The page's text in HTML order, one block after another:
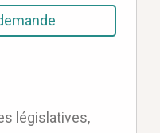
législatives,